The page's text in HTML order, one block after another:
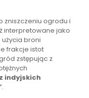
zniszczeniu ogrodu i
interpretowane jako
broni
frakcje istot
zstępując z
indyjskich
.